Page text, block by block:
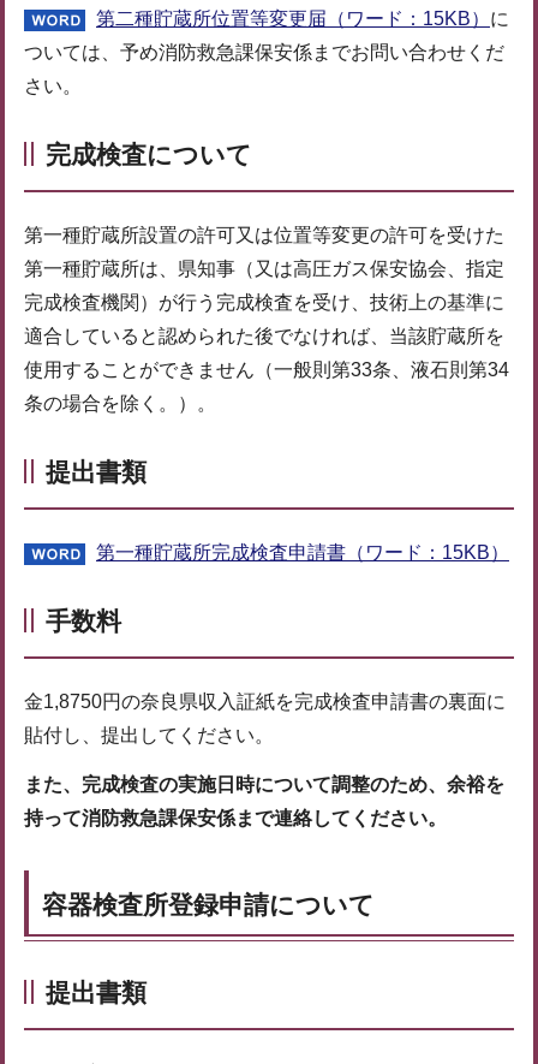
第二種貯蔵所位置等変更届（ワード：15KB） に
ついては、予め消防救急課保安係までお問い合わせくだ
さい。
完成検査について
第一種貯蔵所設置の許可又は位置等変更の許可を受けた
第一種貯蔵所は、県知事（又は高圧ガス保安協会、指定
完成検査機関）が行う完成検査を受け、技術上の基準に
適合していると認められた後でなければ、当該貯蔵所を
使用することができません（一般則第33条、液石則第34
条の場合を除く。）。
提出書類
第一種貯蔵所完成検査申請書（ワード：15KB）
手数料
金1,8750円の奈良県収入証紙を完成検査申請書の裏面に
貼付し、提出してください。
また、完成検査の実施日時について調整のため、余裕を
持って消防救急課保安係まで連絡してください。
容器検査所登録申請について
提出書類